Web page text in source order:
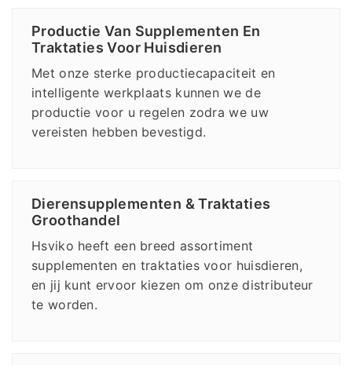
Productie Van Supplementen En
Traktaties Voor Huisdieren
Met onze sterke productiecapaciteit en
intelligente werkplaats kunnen we de
productie voor u regelen zodra we uw
vereisten hebben bevestigd.
Dierensupplementen & Traktaties
Groothandel
Hsviko heeft een breed assortiment
supplementen en traktaties voor huisdieren,
en jij kunt ervoor kiezen om onze distributeur
te worden.